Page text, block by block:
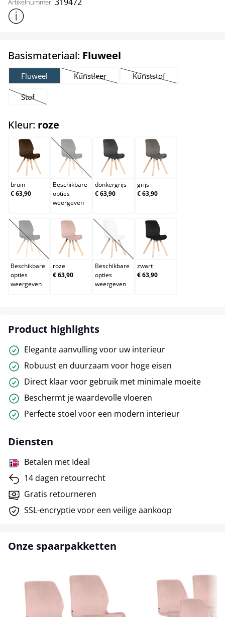
Toon meer productinformatie
Basismateriaal: Fluweel
Fluweel Kunstleer
(Deze optie is momenteel niet beschikbaar.)
Kunststof
(Deze optie is
Stof
(Deze optie is momenteel niet beschikbaar.)
Kleur: roze
bruin
bruin
€ 63,90
creme
(Deze optie is momenteel niet beschikbaar.)
Beschikbare
opties
weergeven
donkergrijs
donkergrijs
€ 63,90
grijs
grijs
€ 63,90
groen
(Deze optie is momenteel niet beschikbaar.)
Beschikbare
opties
weergeven
roze
roze
€ 63,90
wit
(Deze optie is momenteel niet
Beschikbare
opties
weergeven
zwart
zwart
€ 63,90
Product highlights
Elegante aanvulling voor uw interieur
Robuust en duurzaam voor hoge eisen
Direct klaar voor gebruik met minimale moeite
Beschermt je waardevolle vloeren
Perfecte stoel voor een modern interieur
Diensten
Betalen met Ideal
14 dagen retourrecht
Gratis retourneren
SSL-encryptie voor een veilige aankoop
Onze spaarpakketten